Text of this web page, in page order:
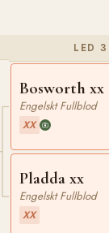
LED 3
Bosworth xx
Engelskt Fullblod
XX
Pladda xx
Engelskt Fullblod
XX